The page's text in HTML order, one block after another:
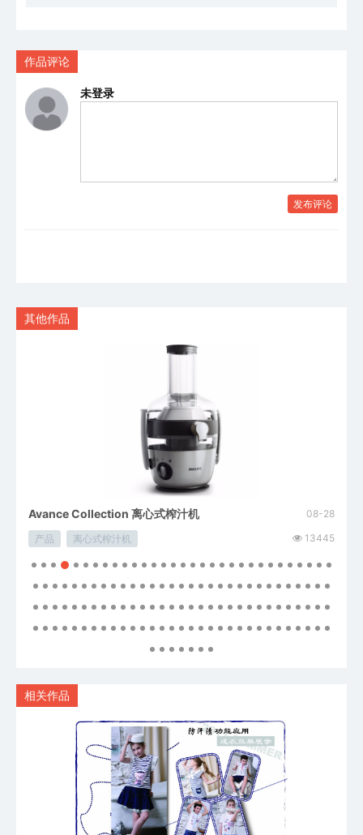
作品评论
未登录
发布评论
其他作品
Avance Collection 离心式榨汁机 08-28
产品 离心式榨汁机 13445
相关作品